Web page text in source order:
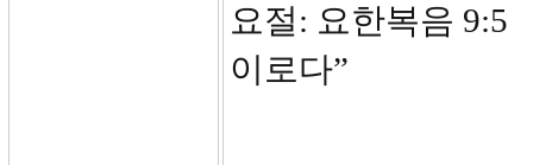
요절: 요한복음 9:5
이로다”